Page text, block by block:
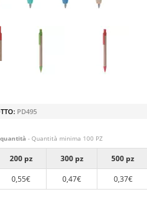
PD495
- Quantità minima 100 PZ
200 pz 300 pz 500 pz
0,55€ 0,47€ 0,37€